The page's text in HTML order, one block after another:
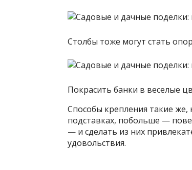
Столбы тоже могут стать
Покрасить банки в веселые
Способы крепления такие
подставках, побольше —
— и сделать из них
удовольствия.